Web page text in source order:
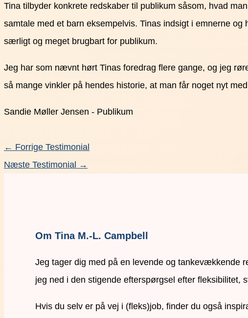
Tina tilbyder konkrete redskaber til publikum såsom, hvad
samtale med et barn eksempelvis. Tinas indsigt i emnerne
særligt og meget brugbart for publikum.
Jeg har som nævnt hørt Tinas foredrag flere gange, og jeg
så mange vinkler på hendes historie, at man får noget nyt
Sandie Møller Jensen - Publikum
← Forrige Testimonial
Næste Testimonial →
Om Tina M.-L. Campbell
Jeg tager dig med på en levende og tankevækkende
jeg ned i den stigende efterspørgsel efter
Hvis du selv er på vej i (fleks)job, finder du også